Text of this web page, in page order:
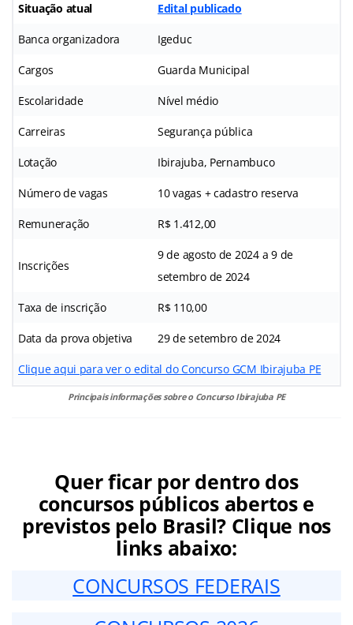
Situação atual Edital publicado
Banca organizadora Igeduc
Cargos Guarda Municipal
Escolaridade Nível médio
Carreiras Segurança pública
Lotação Ibirajuba, Pernambuco
Número de vagas 10 vagas + cadastro reserva
Remuneração R$ 1.412,00
Inscrições
9 de agosto de 2024 a 9 de
setembro de 2024
Taxa de inscrição R$ 110,00
Data da prova objetiva 29 de setembro de 2024
Clique aqui para ver o edital do Concurso GCM Ibirajuba PE
Principais informações sobre o Concurso Ibirajuba PE
Quer ficar por dentro dos
concursos públicos abertos e
previstos pelo Brasil? Clique nos
links abaixo:
CONCURSOS FEDERAIS